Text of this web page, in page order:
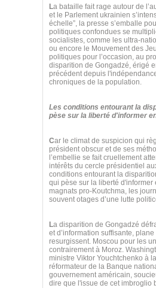
La bataille fait rage autour de
et le Parlement ukrainien
échelle”, la presse s’emballe
politiques confondues se
socialistes, comme les ultra-
ou encore le Mouvement des
politiques pour l’occasion, au
disparition de Gongadzé, érigé
précédent depuis
chroniques de la population.
Les conditions entourant la
pèse sur la liberté d'informer
Car le climat de suspicion qui
président obscur et de ses
l’embellie se fait cruellement
intérêts du cercle présidentiel
conditions entourant la
qui pèse sur la liberté
magnats pro-Koutchma, les
souvent otages d’une lutte
La disparition de Gongadzé
et d’information suffisante,
resurgissent. Moscou pour les
contrairement à Moroz.
ministre Viktor Youchtchenko à
réformateur de la Banque
gouvernement américain,
dire que l'issue de cet imbroglio